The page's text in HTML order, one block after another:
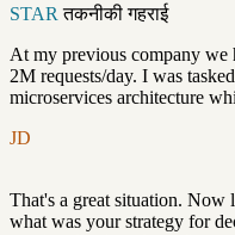
STAR तकनीकी गहराई
At my previous company
2M requests/day. I was
microservices architecture
JD
That's a great situation. Now
what was your strategy for